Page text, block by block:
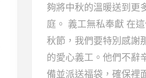
夠將中秋的溫暖送到更
庭。 義工無私奉獻 在
秋節，我們要特別感謝
的愛心義工。他們不辭
備並派送福袋，確保裡